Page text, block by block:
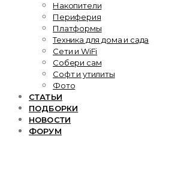
Накопители
Периферия
Платформы
Техника для дома и сада
Сети и WiFi
Собери сам
Софт и утилиты
Фото
СТАТЬИ
ПОДБОРКИ
НОВОСТИ
ФОРУМ